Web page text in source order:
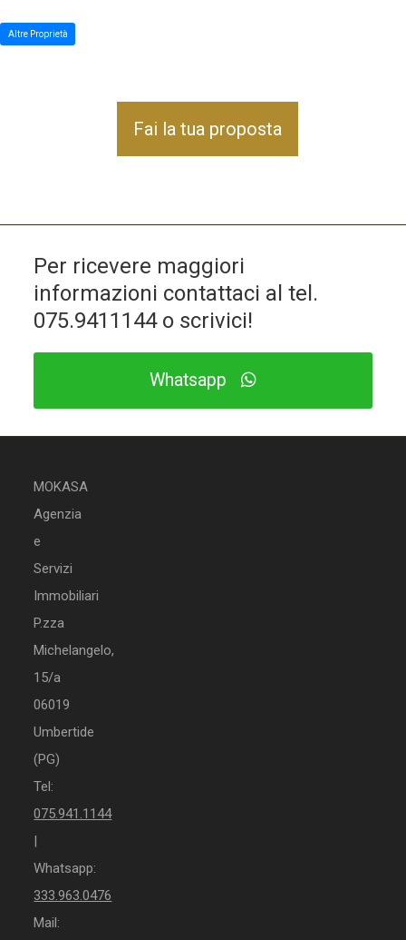
Altre Proprietà
Fai la tua proposta
Per ricevere maggiori
informazioni contattaci al tel.
075.9411144o scrivici!
Whatsapp
MOKASA
Agenzia
e
Servizi
Immobiliari
P.zza
Michelangelo,
15/a
06019
Umbertide
(PG)
Tel:
075.941.1144
|
Whatsapp:
333.963.0476
Mail: